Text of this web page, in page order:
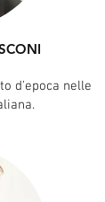
d'epoca nelle